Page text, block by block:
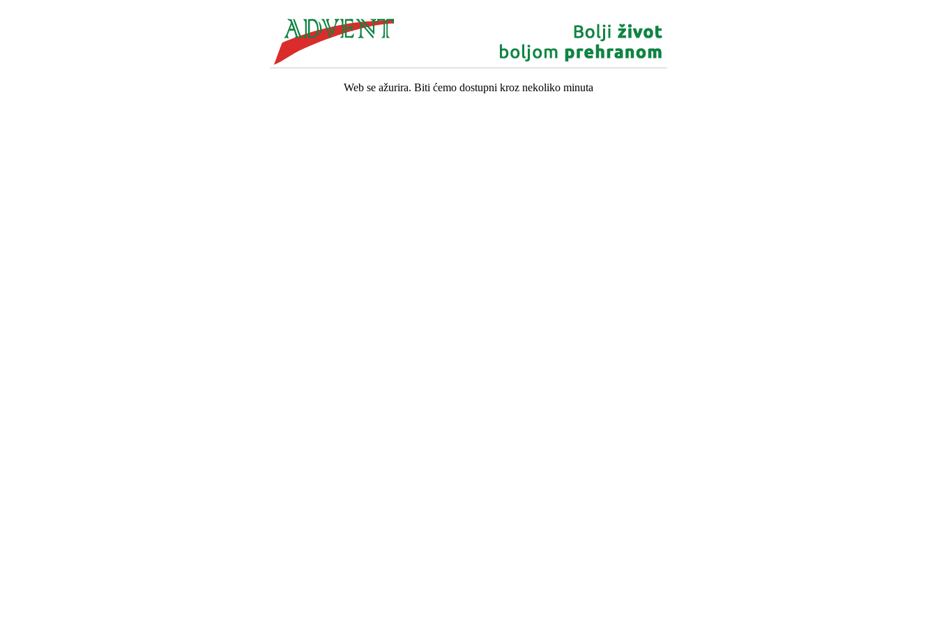
Web se ažurira. Biti ćemo dostupni kroz nekoliko minuta